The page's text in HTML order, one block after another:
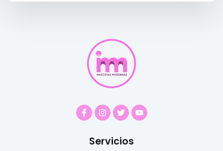
Servicios